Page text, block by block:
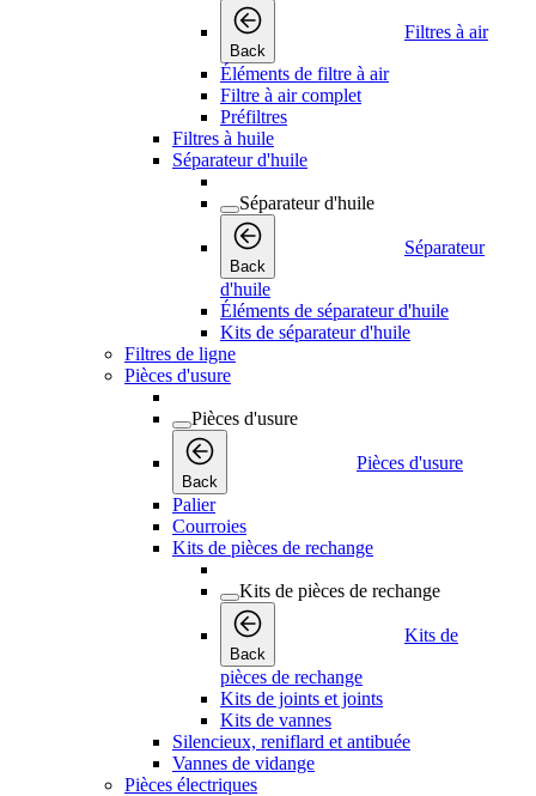
Back
Filtres à air
Éléments de filtre à air
Filtre à air complet
Préfiltres
Filtres à huile
Séparateur d'huile
Séparateur d'huile
Back
Séparateur
d'huile
Éléments de séparateur d'huile
Kits de séparateur d'huile
Filtres de ligne
Pièces d'usure
Pièces d'usure
Back
Pièces d'usure
Palier
Courroies
Kits de pièces de rechange
Kits de pièces de rechange
Back
Kits de
pièces de rechange
Kits de joints et joints
Kits de vannes
Silencieux, reniflard et antibuée
Vannes de vidange
Pièces électriques